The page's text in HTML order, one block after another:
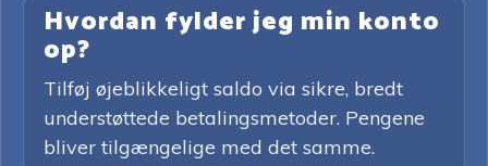
Hvordan fylder jeg min konto
op?
Tilføj øjeblikkeligt saldo via sikre, bredt
understøttede betalingsmetoder. Pengene
bliver tilgængelige med det samme.